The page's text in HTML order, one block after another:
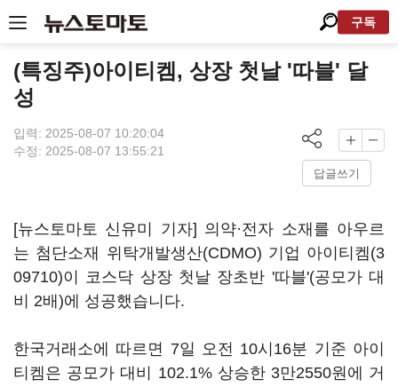
구독
(특징주)아이티켐, 상장 첫날 '따블' 달
성
입력: 2025-08-07 10:20:04
수정: 2025-08-07 13:55:21
답글쓰기
[뉴스토마토 신유미 기자] 의약·전자 소재를 아우르
는 첨단소재 위탁개발생산(CDMO) 기업 아이티켐(3
09710)이 코스닥 상장 첫날 장초반 '따블'(공모가 대
비 2배)에 성공했습니다.
한국거래소에 따르면 7일 오전 10시16분 기준 아이
티켐은 공모가 대비 102.1% 상승한 3만2550원에 거